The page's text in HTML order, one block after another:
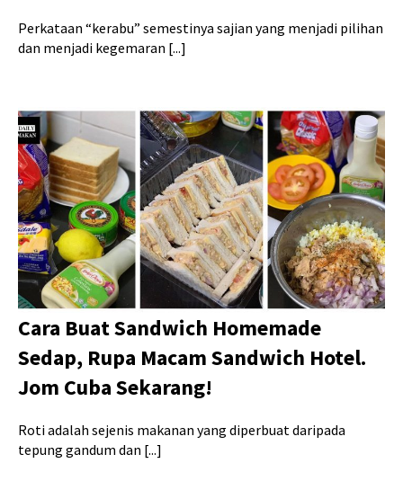
Perkataan “kerabu” semestinya sajian yang menjadi pilihan
dan menjadi kegemaran [...]
Cara Buat Sandwich Homemade
Sedap, Rupa Macam Sandwich Hotel.
Jom Cuba Sekarang!
Roti adalah sejenis makanan yang diperbuat daripada
tepung gandum dan [...]